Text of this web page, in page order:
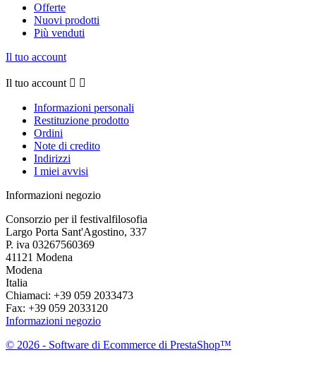
Offerte
Nuovi prodotti
Più venduti
Il tuo account
Il tuo account  
Informazioni personali
Restituzione prodotto
Ordini
Note di credito
Indirizzi
I miei avvisi
Informazioni negozio
Consorzio per il festivalfilosofia
Largo Porta Sant'Agostino, 337
P. iva 03267560369
41121 Modena
Modena
Italia
Chiamaci: +39 059 2033473
Fax: +39 059 2033120
Informazioni negozio
© 2026 - Software di Ecommerce di PrestaShop™